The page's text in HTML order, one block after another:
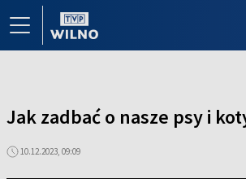
Jak zadbać o nasze psy i
10.12.2023, 09:09